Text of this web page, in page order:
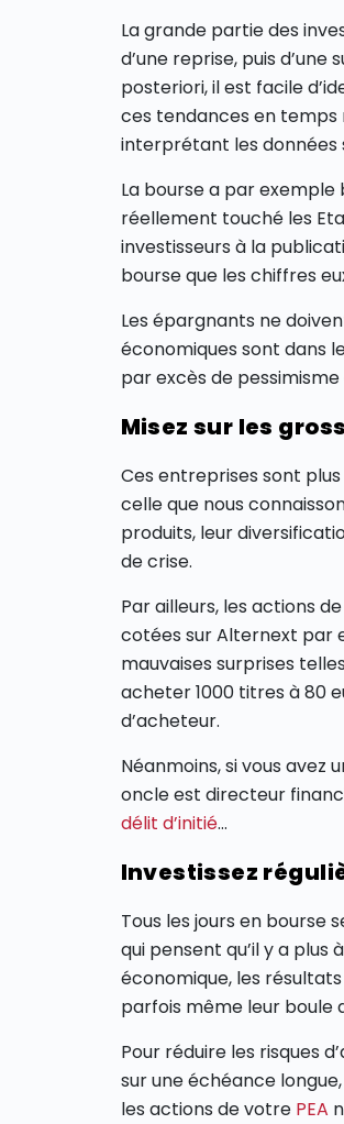
La grande partie des
d’une reprise, puis
posteriori, il est facile
ces tendances en temps
interprétant les données
La bourse a par exemple
réellement touché les
investisseurs à la
bourse que les chiffres
Les épargnants ne
économiques sont dans
par excès de
Misez sur les
Ces entreprises sont
celle que nous
produits, leur
de crise.
Par ailleurs, les actions
cotées sur Alternext par
mauvaises surprises
acheter 1000 titres à 80
d’acheteur.
Néanmoins, si vous avez
oncle est directeur
délit d’initié…
Investissez
Tous les jours en bourse
qui pensent qu’il y a
économique, les
parfois même leur boule
Pour réduire les risques
sur une échéance
les actions de votre PEA